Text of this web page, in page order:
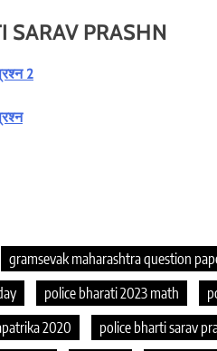
SARAV PRASHN
2
gramsevak maharashtra question
police bharati 2023 math
2020
police bharti sarav